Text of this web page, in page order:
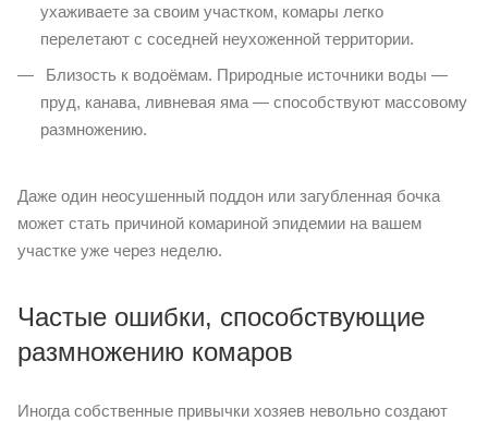
ухаживаете за своим участком, комары легко
перелетают с соседней неухоженной территории.
Близость к водоёмам. Природные источники воды —
пруд, канава, ливневая яма — способствуют массовому
размножению.
Даже один неосушенный поддон или загубленная бочка
может стать причиной комариной эпидемии на вашем
участке уже через неделю.
Частые ошибки, способствующие
размножению комаров
Иногда собственные привычки хозяев невольно создают